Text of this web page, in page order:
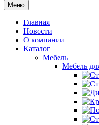
Меню
Главная
Новости
О компании
Каталог
Мебель
Мебель